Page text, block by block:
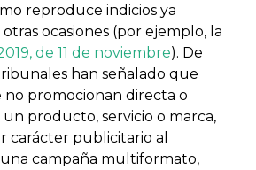
reproduce indicios ya
ocasiones (por ejemplo, la
de 11 de noviembre). De
han señalado que
promocionan directa o
producto, servicio o marca,
carácter publicitario al
campaña multiformato,